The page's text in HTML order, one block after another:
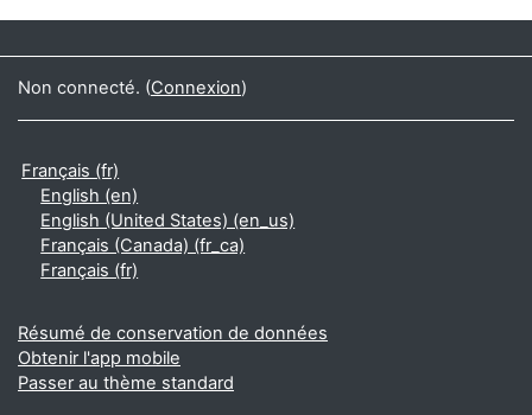
Non connecté. (Connexion)
Français ‎(fr)‎
English ‎(en)‎
English (United States) ‎(en_us)‎
Français (Canada) ‎(fr_ca)‎
Français ‎(fr)‎
Résumé de conservation de données
Obtenir l'app mobile
Passer au thème standard